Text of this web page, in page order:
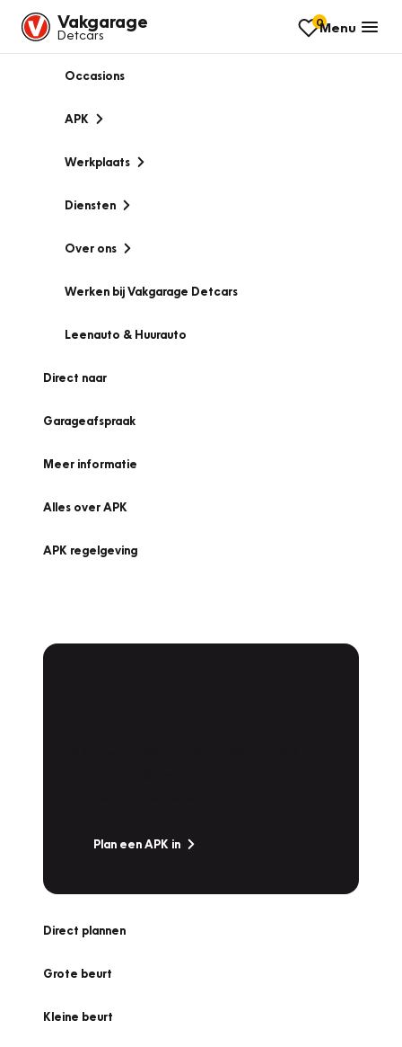
Vakgarage
Detcars
0Menu
Occasions
APK
Werkplaats
Diensten
Over ons
Werken bij Vakgarage Detcars
Leenauto & Huurauto
Direct naar
Garageafspraak
Meer informatie
Alles over APK
APK regelgeving
Plan een APK in
Direct plannen
Grote beurt
Kleine beurt